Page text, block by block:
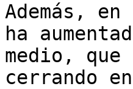
Además,
ha
medio,
cerrando